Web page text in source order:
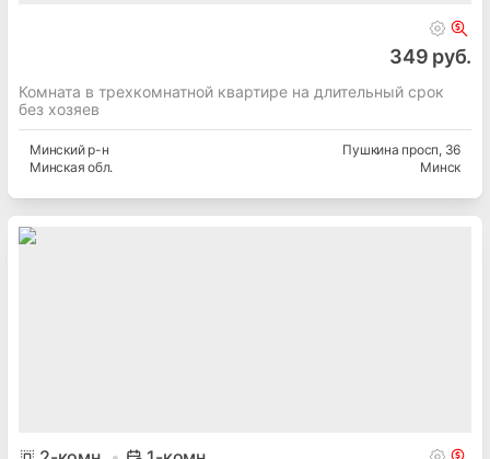
349 руб.
Комната в трехкомнатной квартире на длительный срок
без хозяев
Минскийр-н
Минская обл.
Пушкина просп, 36
Минск